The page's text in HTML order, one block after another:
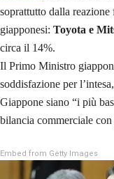
soprattutto dalla
giapponesi: Toyota e
circa il 14%.
Il Primo Ministro
soddisfazione per
Giappone siano “i più
bilancia commerciale
Embed from Getty Images